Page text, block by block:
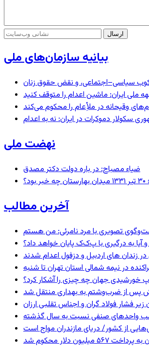
بیانیه سازمان‌های ملی
سیاسی–اجتماعی، و نقض حقوق زنان
وقیحانه در ملأِعام را محکوم می‌کند
سکولار دموکرات در ایران: نه به اعدام
نهضت ملی
ضیاء مصباح: در باره دولت دکتر مصدق
آخرین مطالب
به درگیری با پ‌ک‌ک پایان خواهد داد؟
در زندان های اردبیل و دزفول اعدام شدند
در نیمه شمالی استان تهران تا شنبه
خورشیدی جهان چه چیزی را آشکار کرد؟
پس از ضرب‌وشتم به بهداری منتقل شد
فشار فولاد گران و اجناس تقلبی ارزان
از کشور/ دریای مازندران مواج است
دلار محکوم شد